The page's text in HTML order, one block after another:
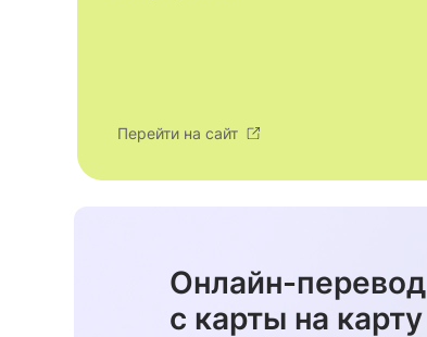
Перейти на сайт
Онлайн-перевод
с карты на карту